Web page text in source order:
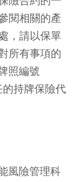
閱相關的產
，請以保單
所有事項的
照編號
持牌保險代
風險管理科